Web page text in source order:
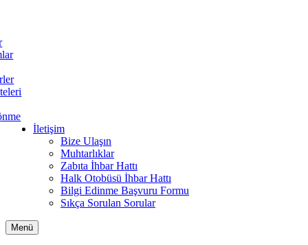
İletişim
Bize Ulaşın
Muhtarlıklar
Zabıta İhbar Hattı
Halk Otobüsü İhbar Hattı
Bilgi Edinme Başvuru Formu
Sıkça Sorulan Sorular
Menü